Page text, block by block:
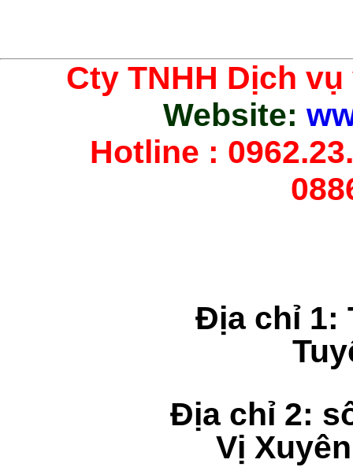
Cty TNHH Dịch
Website:
Hotline :
Địa chỉ 1:
Địa chỉ 2:
Vị